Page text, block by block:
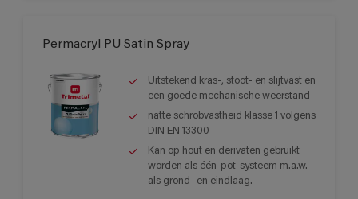
Permacryl PU Satin Spray
Uitstekend kras-, stoot- en slijtvast en
een goede mechanische weerstand
natte schrobvastheid klasse 1 volgens
DIN EN 13300
Kan op hout en derivaten gebruikt
worden als één-pot-systeem m.a.w.
als grond- en eindlaag.